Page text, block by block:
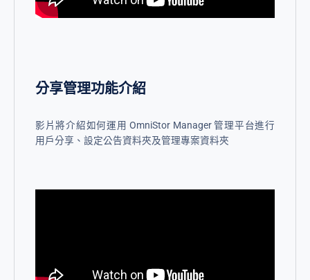
分享管理功能介紹
影片將介紹如何運用 OmniStor Manager 管理平台進行
用戶分享、設定公告資料夾及管理專案資料夾